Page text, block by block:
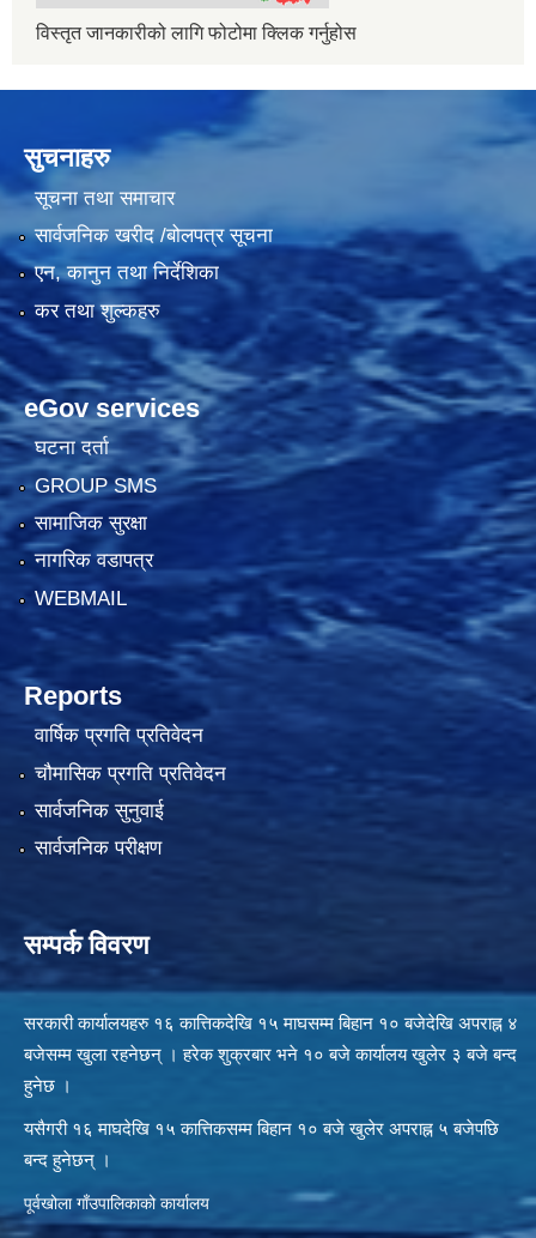
विस्तृत जानकारीको लागि फोटोमा क्लिक गर्नुहोस
सुचनाहरु
सूचना तथा समाचार
सार्वजनिक खरीद /बोलपत्र सूचना
एन, कानुन तथा निर्देशिका
कर तथा शुल्कहरु
eGov services
घटना दर्ता
GROUP SMS
सामाजिक सुरक्षा
नागरिक वडापत्र
WEBMAIL
Reports
वार्षिक प्रगति प्रतिवेदन
चौमासिक प्रगति प्रतिवेदन
सार्वजनिक सुनुवाई
सार्वजनिक परीक्षण
सम्पर्क विवरण
सरकारी कार्यालयहरु १६ कात्तिकदेखि १५ माघसम्म बिहान १० बजेदेखि अपराह्न ४
बजेसम्म खुला रहनेछन् । हरेक शुक्रबार भने १० बजे कार्यालय खुलेर ३ बजे बन्द
हुनेछ ।
यसैगरी १६ माघदेखि १५ कात्तिकसम्म बिहान १० बजे खुलेर अपराह्न ५ बजेपछि
बन्द हुनेछन् ।
पूर्वखोला गाँउपालिकाको कार्यालय